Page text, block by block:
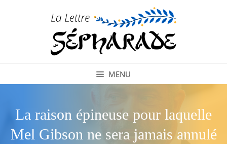
MENU
La raison épineuse pour laquelle
Mel Gibson ne sera jamais annulé